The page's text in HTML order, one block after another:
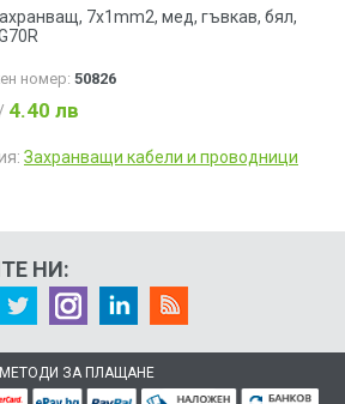
7х1mm2, мед, гъвкав, бял,
номер: 50826
/ 4.40 лв
Захранващи кабели и проводници
НИ:
МЕТОДИ ЗА ПЛАЩАНЕ